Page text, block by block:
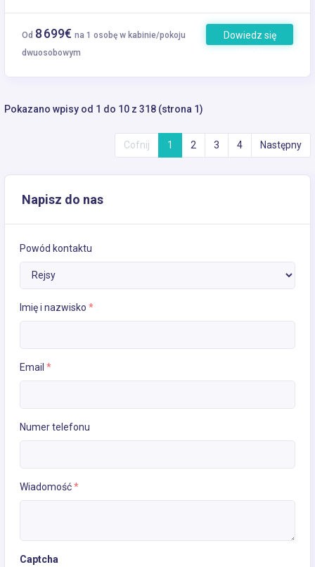
Od 8 699€ na 1 osobę w kabinie/pokoju
dwuosobowym
Dowiedz się
więcej
Pokazano wpisy od 1 do 10 z 318 (strona 1)
Cofnij 1 2 3 4 Następny
Napisz do nas
Powód kontaktu
Imię i nazwisko *
Email *
Numer telefonu
Wiadomość*
Captcha